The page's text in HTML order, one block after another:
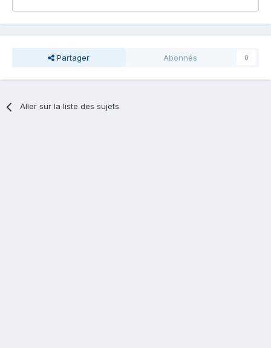
Partager Abonnés 0
Aller sur la liste des sujets